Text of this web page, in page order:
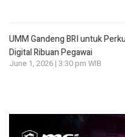
UMM Gandeng BRI untuk
Digital Ribuan Pegawai
June 1, 2026 | 3:30 pm WIB